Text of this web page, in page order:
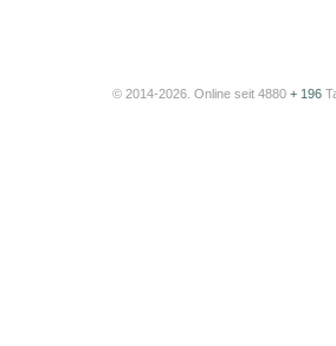
© 2014-2026. Online seit 4880 + 196